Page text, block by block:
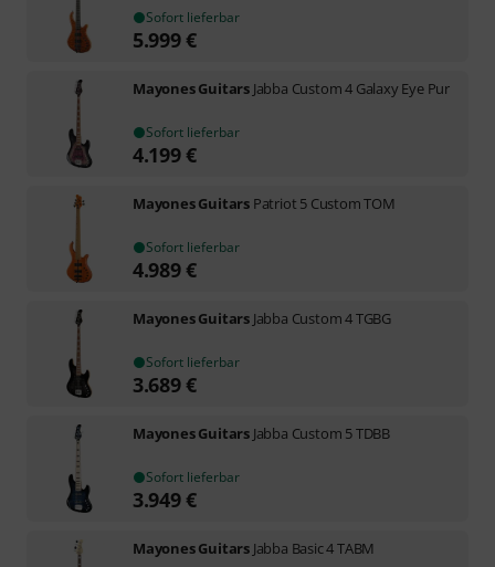
Sofort lieferbar
5.999€
Mayones Guitars Jabba Custom 4 Galaxy Eye Pur
Sofort lieferbar
4.199€
Mayones Guitars Patriot 5 Custom TOM
Sofort lieferbar
4.989€
Mayones Guitars Jabba Custom 4 TGBG
Sofort lieferbar
3.689€
Mayones Guitars Jabba Custom 5 TDBB
Sofort lieferbar
3.949€
Mayones Guitars Jabba Basic 4 TABM